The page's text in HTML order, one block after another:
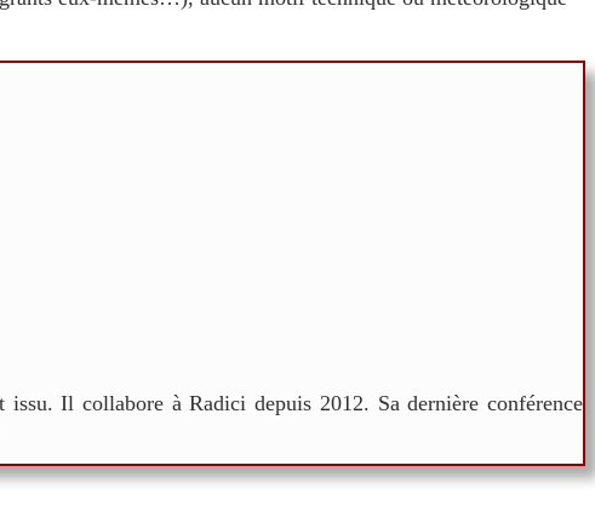
Il collabore à Radici depuis 2012. Sa dernière conférence